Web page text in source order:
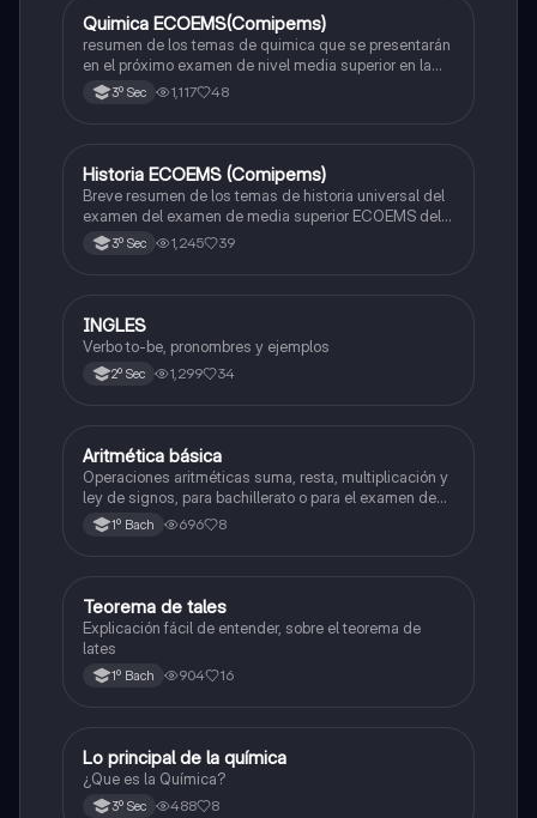
Química
Quimica ECOEMS(Comipems)
resumen de los temas de quimica que se presentarán
en el próximo examen de nivel media superior en la
zona metropolitana de el valle de México
3º Sec 1,117 48
Historia
Historia ECOEMS (Comipems)
Breve resumen de los temas de historia universal del
examen del examen de media superior ECOEMS del
valle de México
3º Sec 1,245 39
Inglés
INGLES
Verbo to-be, pronombres y ejemplos
2º Sec 1,299 34
Matemáticas
Aritmética básica
Operaciones aritméticas suma, resta, multiplicación y
ley de signos, para bachillerato o para el examen de
admisión a la universidad
1º Bach 696 8
Matemáticas
Teorema de tales
Explicación fácil de entender, sobre el teorema de
lates
1º Bach 904 16
Química
Lo principal de la química
¿Que es la Química?
3º Sec 488 8